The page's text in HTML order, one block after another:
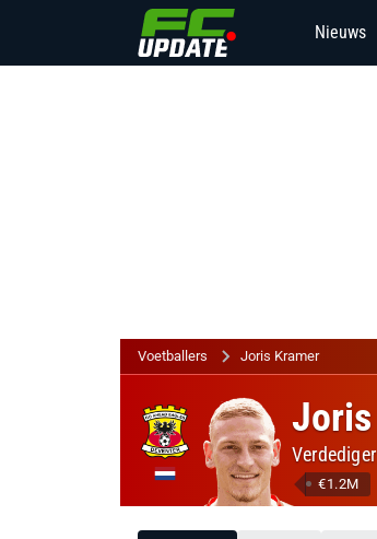
Nieuws
Voetballers Joris Kramer
€1.2M